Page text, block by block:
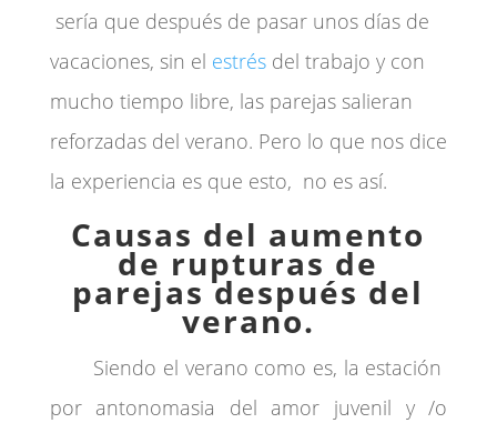
sería que después de pasar unos días de
vacaciones, sin el estrésdel trabajo y con
mucho tiempo libre, las parejas salieran
reforzadas del verano. Pero lo que nos dice
la experiencia es que esto, no es así.
Causas del aumento
de rupturas de
parejas después del
verano.
Siendo el verano como es, la estación
por antonomasia del amor juvenil y /o